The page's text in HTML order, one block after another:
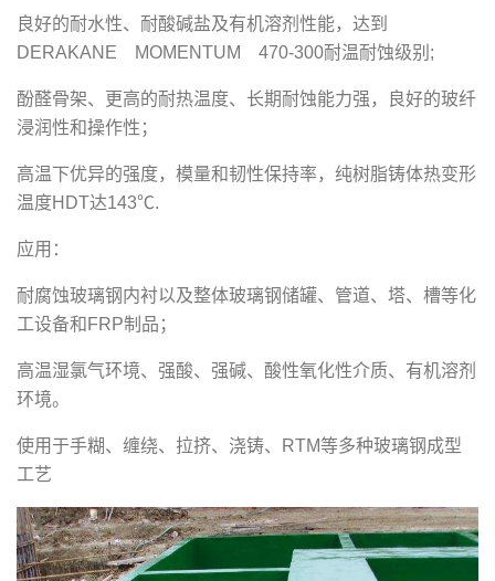
良好的耐水性、耐酸碱盐及有机溶剂性能，达到
DERAKANE MOMENTUM 470-300耐温耐蚀级别;
酚醛骨架、更高的耐热温度、长期耐蚀能力强，良好的玻纤
浸润性和操作性；
高温下优异的强度，模量和韧性保持率，纯树脂铸体热变形
温度HDT达143℃.
应用：
耐腐蚀玻璃钢内衬以及整体玻璃钢储罐、管道、塔、槽等化
工设备和FRP制品；
高温湿氯气环境、强酸、强碱、酸性氧化性介质、有机溶剂
环境。
使用于手糊、缠绕、拉挤、浇铸、RTM等多种玻璃钢成型
工艺